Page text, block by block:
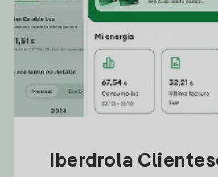
Iberdrola